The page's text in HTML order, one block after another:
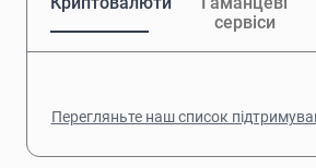
сервіси
Перегляньте наш список